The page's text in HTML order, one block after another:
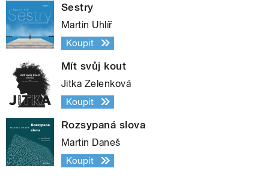
Sestry
Martin Uhlíř
Koupit
Mít svůj kout
Jitka Zelenková
Koupit
Rozsypaná slova
Martin Daneš
Koupit